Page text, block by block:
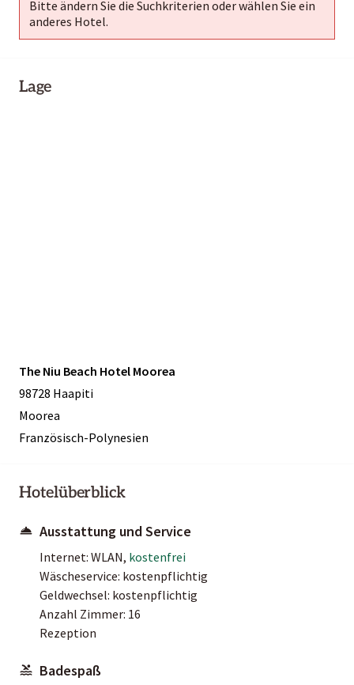
Bitte ändern Sie die Suchkriterien oder wählen Sie ein
anderes Hotel.
Lage
The Niu Beach Hotel Moorea
98728 Haapiti
Moorea
Französisch-Polynesien
Hotelüberblick
Ausstattung und Service
Internet: WLAN, kostenfrei
Wäscheservice: kostenpflichtig
Geldwechsel: kostenpflichtig
Anzahl Zimmer: 16
Rezeption
Badespaß